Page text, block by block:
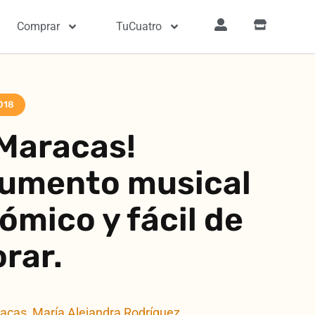
Comprar TuCuatro
musical
y fácil de